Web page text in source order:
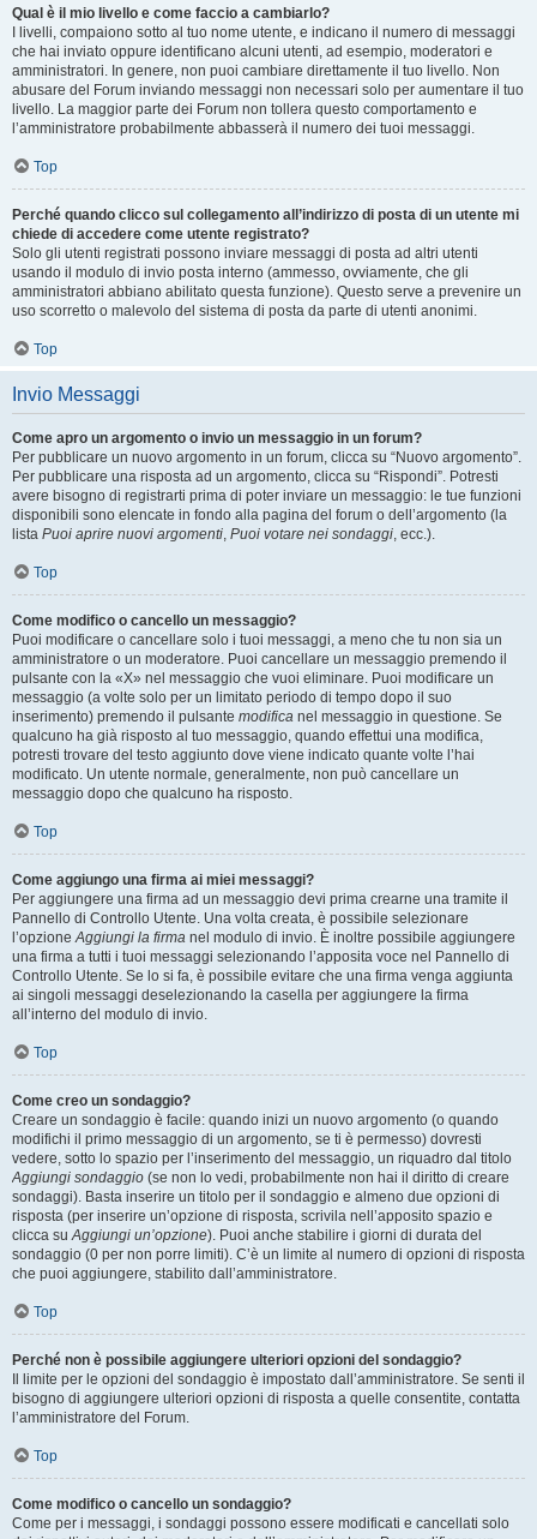
Qual è il mio livello e come faccio a cambiarlo?
I livelli, compaiono sotto al tuo nome utente, e indicano il numero di messaggi
che hai inviato oppure identificano alcuni utenti, ad esempio, moderatori e
amministratori. In genere, non puoi cambiare direttamente il tuo livello. Non
abusare del Forum inviando messaggi non necessari solo per aumentare il tuo
livello. La maggior parte dei Forum non tollera questo comportamento e
l’amministratore probabilmente abbasserà il numero dei tuoi messaggi.
Top
Perché quando clicco sul collegamento all’indirizzo di posta di un utente mi
chiede di accedere come utente registrato?
Solo gli utenti registrati possono inviare messaggi di posta ad altri utenti
usando il modulo di invio posta interno (ammesso, ovviamente, che gli
amministratori abbiano abilitato questa funzione). Questo serve a prevenire un
uso scorretto o malevolo del sistema di posta da parte di utenti anonimi.
Top
Invio Messaggi
Come apro un argomento o invio un messaggio in un forum?
Per pubblicare un nuovo argomento in un forum, clicca su “Nuovo argomento”.
Per pubblicare una risposta ad un argomento, clicca su “Rispondi”. Potresti
avere bisogno di registrarti prima di poter inviare un messaggio: le tue funzioni
disponibili sono elencate in fondo alla pagina del forum o dell’argomento (la
lista Puoi aprire nuovi argomenti, Puoi votare nei sondaggi, ecc.).
Top
Come modifico o cancello un messaggio?
Puoi modificare o cancellare solo i tuoi messaggi, a meno che tu non sia un
amministratore o un moderatore. Puoi cancellare un messaggio premendo il
pulsante con la «X» nel messaggio che vuoi eliminare. Puoi modificare un
messaggio (a volte solo per un limitato periodo di tempo dopo il suo
inserimento) premendo il pulsante modifica nel messaggio in questione. Se
qualcuno ha già risposto al tuo messaggio, quando effettui una modifica,
potresti trovare del testo aggiunto dove viene indicato quante volte l’hai
modificato. Un utente normale, generalmente, non può cancellare un
messaggio dopo che qualcuno ha risposto.
Top
Come aggiungo una firma ai miei messaggi?
Per aggiungere una firma ad un messaggio devi prima crearne una tramite il
Pannello di Controllo Utente. Una volta creata, è possibile selezionare
l’opzioneAggiungi la firma nel modulo di invio. È inoltre possibile aggiungere
una firma a tutti i tuoi messaggi selezionando l’apposita voce nel Pannello di
Controllo Utente. Se lo si fa, è possibile evitare che una firma venga aggiunta
ai singoli messaggi deselezionando la casella per aggiungere la firma
all’interno del modulo di invio.
Top
Come creo un sondaggio?
Creare un sondaggio è facile: quando inizi un nuovo argomento (o quando
modifichi il primo messaggio di un argomento, se ti è permesso) dovresti
vedere, sotto lo spazio per l’inserimento del messaggio, un riquadro dal titolo
Aggiungi sondaggio (se non lo vedi, probabilmente non hai il diritto di creare
sondaggi). Basta inserire un titolo per il sondaggio e almeno due opzioni di
risposta (per inserire un’opzione di risposta, scrivila nell’apposito spazio e
clicca suAggiungi un’opzione). Puoi anche stabilire i giorni di durata del
sondaggio (0 per non porre limiti). C’è un limite al numero di opzioni di risposta
che puoi aggiungere, stabilito dall’amministratore.
Top
Perché non è possibile aggiungere ulteriori opzioni del sondaggio?
Il limite per le opzioni del sondaggio è impostato dall’amministratore. Se senti il
bisogno di aggiungere ulteriori opzioni di risposta a quelle consentite, contatta
l’amministratore del Forum.
Top
Come modifico o cancello un sondaggio?
Come per i messaggi, i sondaggi possono essere modificati e cancellati solo